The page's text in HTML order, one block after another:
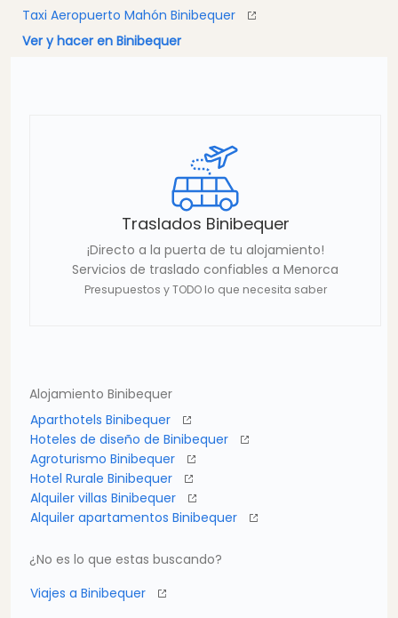
Taxi Aeropuerto Mahón Binibequer
Ver y hacer en Binibequer
Traslados Binibequer
¡Directo a la puerta de tu alojamiento!
Servicios de traslado confiables a Menorca
Presupuestos y TODO lo que necesita saber
Alojamiento Binibequer
Aparthotels Binibequer
Hoteles de diseño de Binibequer
Agroturismo Binibequer
Hotel Rurale Binibequer
Alquiler villas Binibequer
Alquiler apartamentos Binibequer
¿No es lo que estas buscando?
Viajes a Binibequer